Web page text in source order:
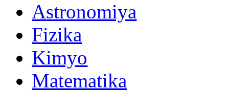
Astronomiya
Fizika
Kimyo
Matematika